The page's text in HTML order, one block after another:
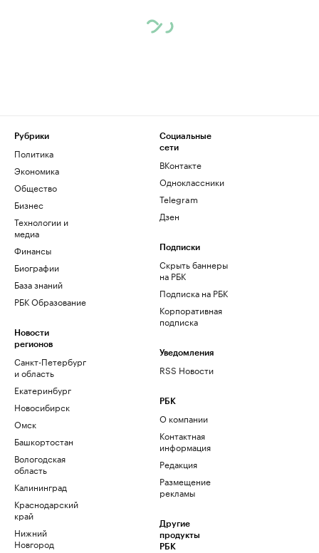
Рубрики
Политика
Экономика
Общество
Бизнес
Технологии и
медиа
Финансы
Биографии
База знаний
РБК Образование
Новости
регионов
Санкт-Петербург
и область
Екатеринбург
Новосибирск
Омск
Башкортостан
Вологодская
область
Калининград
Краснодарский
край
Нижний
Новгород
Социальные
сети
ВКонтакте
Одноклассники
Telegram
Дзен
Подписки
Скрыть баннеры
на РБК
Подписка на РБК
Корпоративная
подписка
Уведомления
RSS Новости
РБК
О компании
Контактная
информация
Редакция
Размещение
рекламы
Другие
продукты
РБК